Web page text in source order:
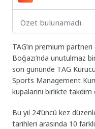
Özet bulunamadı.
TAG’ın premium
Boğazı’nda unutulmaz
son gününde TAG
Sports Management
kupalarını birlikte takdim
Bu yıl 24’üncü kez
tarihleri arasında 10